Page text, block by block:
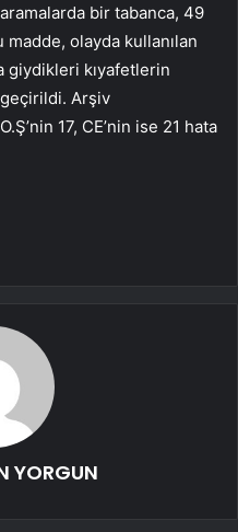
aramalarda bir tabanca, 49
olayda kullanılan
giydikleri kıyafetlerin
Arşiv
17, CE’nin ise 21 hata
YORGUN